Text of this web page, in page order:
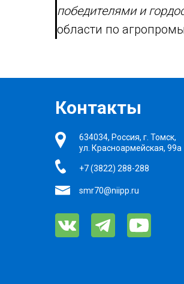
победителями и
области по
634034, Россия, г. Томск,
ул. Красноармейская, 99а
+7 (3822) 288-288
smr70@niipp.ru
Контакты